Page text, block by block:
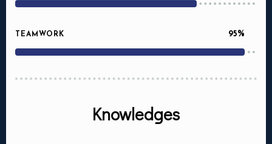
TEAMWORK 95%
Knowledges